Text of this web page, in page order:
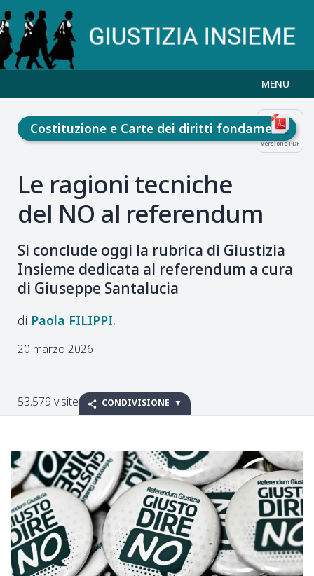
MENU
Versione PDF
Costituzione e Carte dei diritti fondamentali
Le ragioni tecniche
del NO al referendum
Si conclude oggi la rubrica di Giustizia
Insieme dedicata al referendum a cura
di Giuseppe Santalucia
Paola FILIPPI
20 marzo 2026
53.579 visite CONDIVISIONE